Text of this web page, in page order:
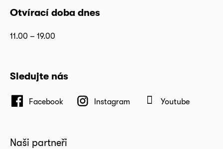
Otvírací doba dnes
11.00 – 19.00
Sledujte nás
Facebook Instagram Youtube
Naši partneři